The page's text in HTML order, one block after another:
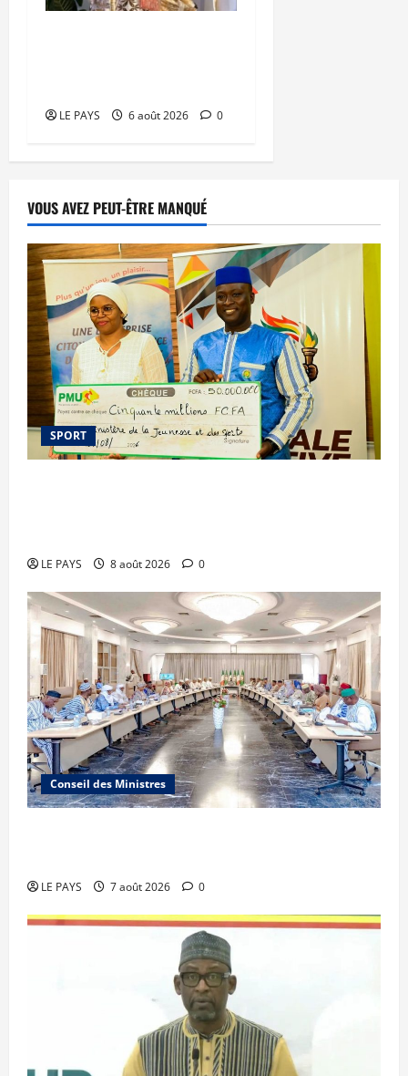
LE PAYS 6 août 2026 0
VOUS AVEZ PEUT-ÊTRE MANQUÉ
SPORT
LE PAYS 8 août 2026 0
Conseil des Ministres
LE PAYS 7 août 2026 0